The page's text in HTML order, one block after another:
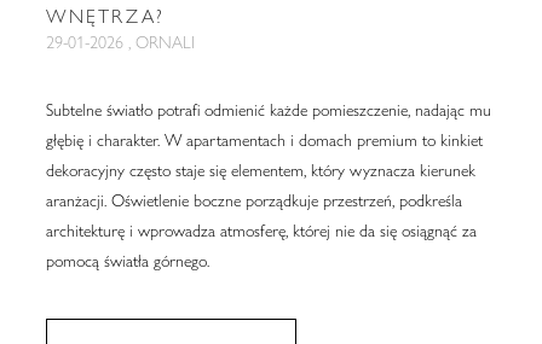
WNĘTRZA?
29-01-2026 , ORNALI
Subtelne światło potrafi odmienić każde pomieszczenie, nadając mu
głębię i charakter. W apartamentach i domach premium to kinkiet
dekoracyjny często staje się elementem, który wyznacza kierunek
aranżacji. Oświetlenie boczne porządkuje przestrzeń, podkreśla
architekturę i wprowadza atmosferę, której nie da się osiągnąć za
pomocą światła górnego.